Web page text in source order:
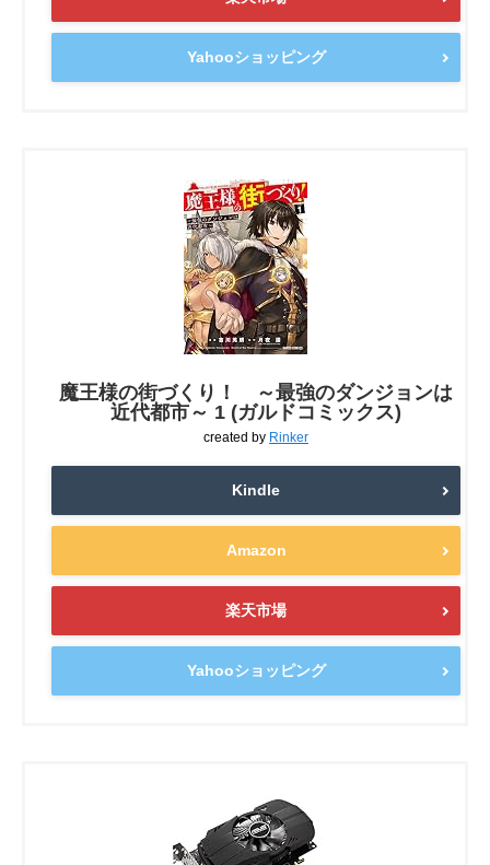
Yahooショッピング
魔王様の街づくり！ ～最強のダンジョンは
近代都市～ 1 (ガルドコミックス)
created by Rinker
Kindle
Amazon
楽天市場
Yahooショッピング